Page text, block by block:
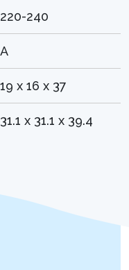
220-240
A
19 x 16 x 37
31.1 x 31.1 x 39.4